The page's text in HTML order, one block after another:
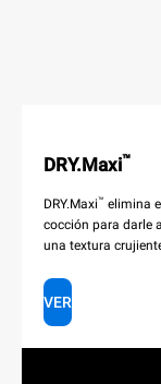
DRY.Maxi™
DRY.Maxi™ elimina
cocción para darle
una textura
VER